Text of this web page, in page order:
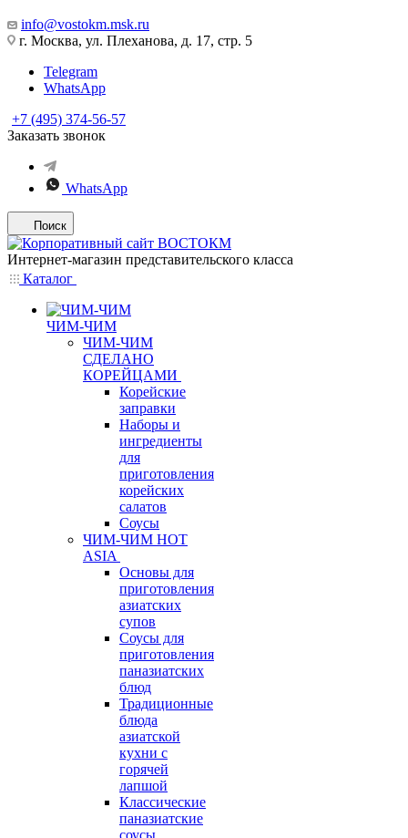
info@vostokm.msk.ru
г. Москва, ул. Плеханова, д. 17, стр. 5
Telegram
WhatsApp
+7 (495) 374-56-57
Заказать звонок
WhatsApp
Поиск
Интернет-магазин представительского класса
Каталог
ЧИМ-ЧИМ
ЧИМ-ЧИМ
СДЕЛАНО
КОРЕЙЦАМИ
Корейские
заправки
Наборы и
ингредиенты
для
приготовления
корейских
салатов
Соусы
ЧИМ-ЧИМ HOT
ASIA
Основы для
приготовления
азиатских
супов
Соусы для
приготовления
паназиатских
блюд
Традиционные
блюда
азиатской
кухни с
горячей
лапшой
Классические
паназиатские
соусы